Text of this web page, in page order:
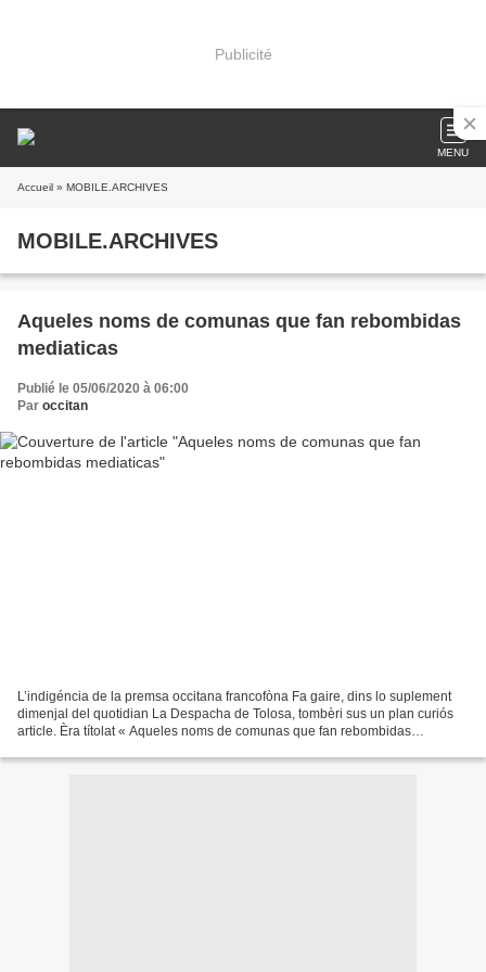
Publicité
MENU
Accueil » MOBILE.ARCHIVES
MOBILE.ARCHIVES
Aqueles noms de comunas que fan rebombidas
mediaticas
Publié le 05/06/2020 à 06:00
Par occitan
L’indigéncia de la premsa occitana francofòna Fa gaire, dins lo suplement
dimenjal del quotidian La Despacha de Tolosa, tombèri sus un plan curiós
article. Èra títolat « Aqueles noms de comunas que fan rebombidas